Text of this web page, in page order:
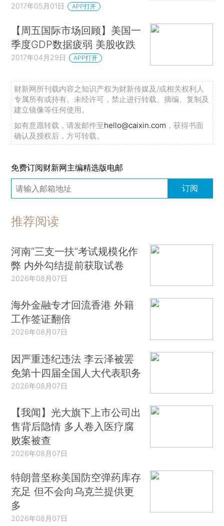
2017年05月01日 APP打开
【周五国际市场回顾】美国一
季度GDP数据疲弱 美股收跌
2017年04月29日 APP打开
财新网所刊载内容之知识产权为财新传媒及/或相关权利人
专属所有或持有。未经许可，禁止进行转载、摘编、复制及
建立镜像等任何使用。
如有意愿转载，请发邮件至hello@caixin.com ，获得书面
确认及授权后，方可转载。
免费订阅财新网主编精选版电邮
订阅
推荐阅读
河南“三支一扶”考试规模化作
弊 内外勾结提前获取试卷
2026年08月07日
海外金融专才回流香港 外籍
工作签证翻倍
2026年08月07日
因严重违纪违法 李云泽被罢
免第十四届全国人大代表职务
2026年08月07日
【我闻】光大旗下上市公司出
售背后隐情 多人卷入医疗腐
败案被查
2026年08月07日
特朗普坚称美国防空弹药库存
充足 但不会向乌克兰提供更
多
2026年08月07日